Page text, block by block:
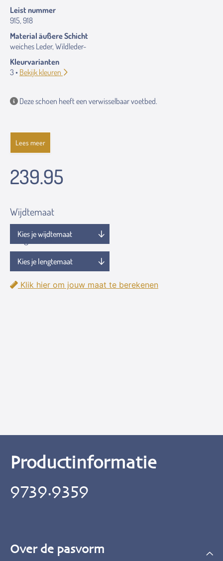
Leist nummer
915, 918
Material äußere Schicht
weiches Leder, Wildleder-
Kleurvarianten
3 • Bekijk kleuren
Deze schoen heeft een verwisselbaar voetbed.
Lees meer
239.95
Wijdtemaat
Lengtemaat
Klik hier om jouw maat te berekenen
Productinformatie
9739.9359
Over de pasvorm